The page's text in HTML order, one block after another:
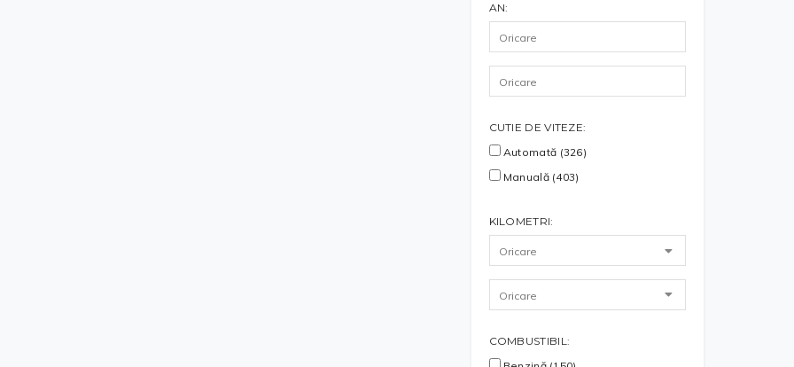
AN:
CUTIE DE VITEZE:
Automată (326)
Manuală (403)
KILOMETRI:
COMBUSTIBIL: